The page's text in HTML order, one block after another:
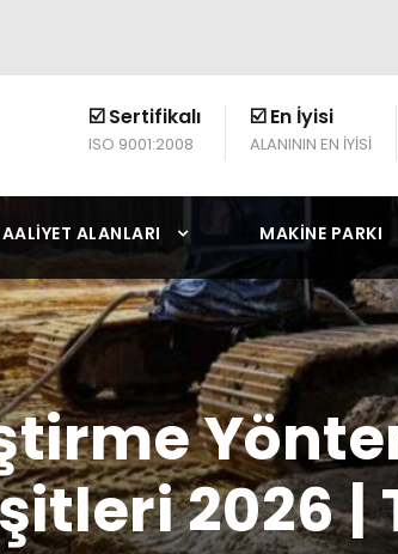
☑️ Sertifikalı
ISO 9001:2008
☑️ En İyisi
ALANININ EN İYİSİ
ALANLARI MAKINE PARKI
2026 |